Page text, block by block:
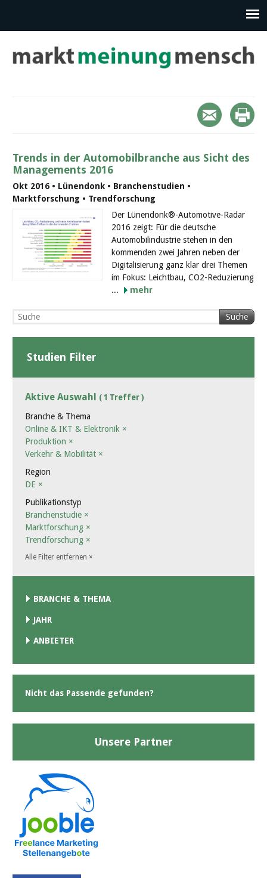
Trends in der Automobilbranche aus Sicht des
Managements 2016
Okt 2016 • Lünendonk • Branchenstudien •
Marktforschung • Trendforschung
Der Lünendonk®-Automotive-Radar
2016 zeigt: Für die deutsche
Automobilindustrie stehen in den
kommenden zwei Jahren neben der
Digitalisierung ganz klar drei Themen
im Fokus: Leichtbau, CO2-Reduzierung
...
mehr
Suche
Studien Filter
Aktive Auswahl ( 1 Treffer )
Branche & Thema
Online & IKT & Elektronik ×
Produktion ×
Verkehr & Mobilität ×
Region
DE ×
Publikationstyp
Branchenstudie ×
Marktforschung ×
Trendforschung ×
Alle Filter entfernen ×
BRANCHE & THEMA
JAHR
ANBIETER
Nicht das Passende gefunden?
Unsere Partner